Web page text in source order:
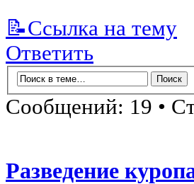
📝Ссылка на тему
Ответить
Сообщений: 19 •
Разведение